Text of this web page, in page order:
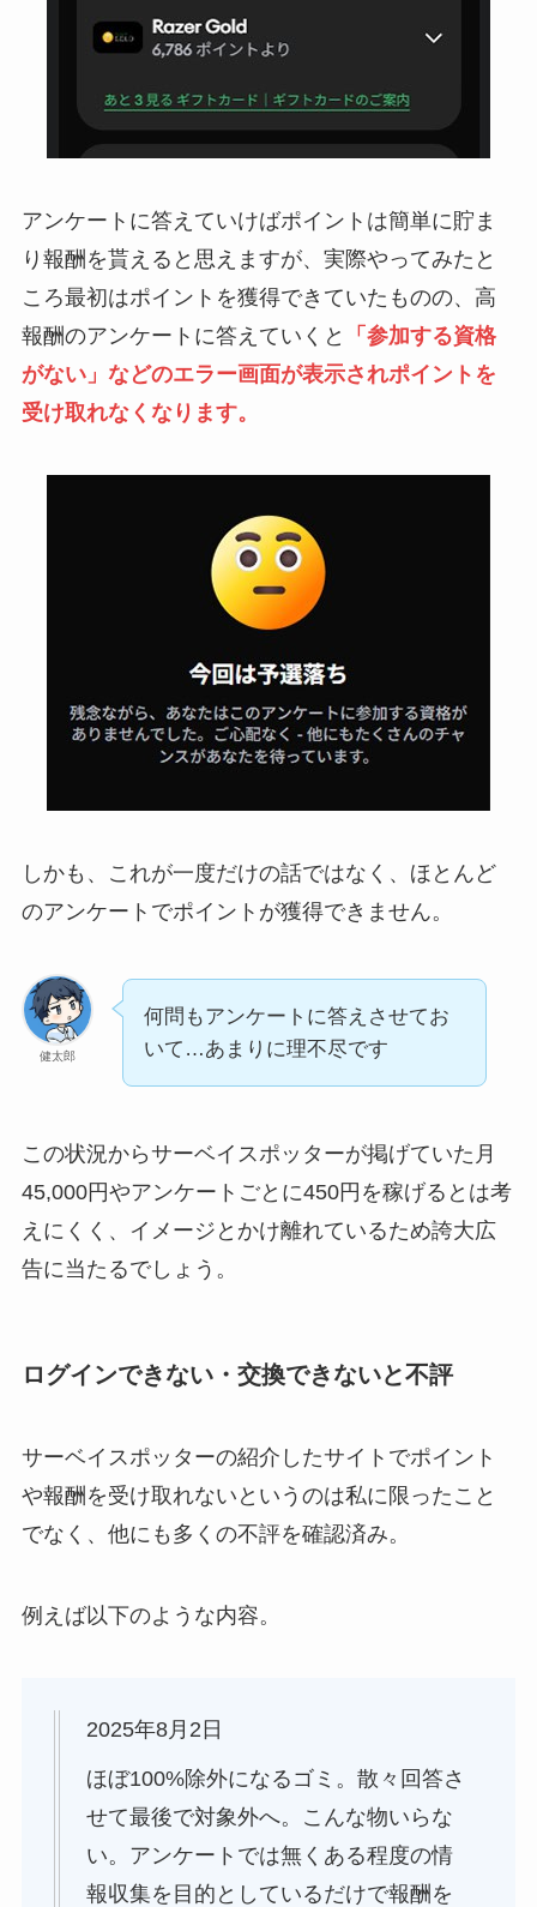
アンケートに答えていけばポイントは簡単に貯ま
り報酬を貰えると思えますが、実際やってみたと
ころ最初はポイントを獲得できていたものの、高
報酬のアンケートに答えていくと
「参加する資格
がない」などのエラー画面が表示されポイントを
受け取れなくなります。
しかも、これが一度だけの話ではなく、ほとんど
のアンケートでポイントが獲得できません。
健太郎
何問もアンケートに答えさせてお
いて…あまりに理不尽です
この状況からサーベイスポッターが掲げていた月
45,000円やアンケートごとに450円を稼げるとは考
えにくく、イメージとかけ離れているため誇大広
告に当たるでしょう。
ログインできない・交換できないと不評
サーベイスポッターの紹介したサイトでポイント
や報酬を受け取れないというのは私に限ったこと
でなく、他にも多くの不評を確認済み。
例えば以下のような内容。
2025年8月2日
ほぼ100%除外になるゴミ。散々回答さ
せて最後で対象外へ。こんな物いらな
い。アンケートでは無くある程度の情
報収集を目的としているだけで報酬を